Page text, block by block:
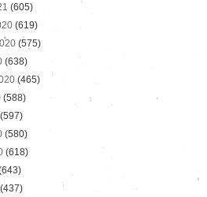
(605)
(619)
(575)
(638)
(465)
(588)
(597)
(580)
(618)
(437)